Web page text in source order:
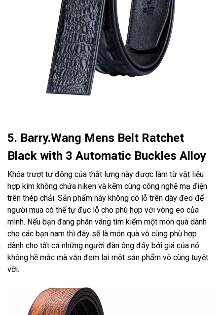
5. Barry.Wang Mens Belt Ratchet
Black with 3 Automatic Buckles Alloy
Khóa trượt tự động của thắt lưng này được làm từ vật liệu
hợp kim không chứa niken và kẽm cùng công nghệ mạ điện
trên thép chải. Sản phẩm này không có lỗ trên dây đeo để
người mua có thể tự đục lỗ cho phù hợp với vòng eo của
mình. Nếu bạn đang phân vâng tìm kiếm một món quà dành
cho các bạn nam thì đây sẽ là món quà vô cùng phù hợp
dành cho tất cả những người đàn ông đấy bởi giá của nó
không hề mắc mà vẫn đem lại một sản phẩm vô cùng tuyệt
vời.